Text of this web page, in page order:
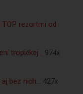
rezortmi od
tropickej… 974x
bez nich… 427x